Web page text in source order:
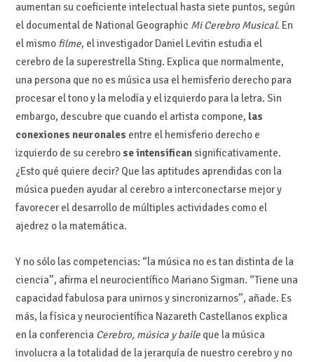
aumentan su coeficiente intelectual hasta siete puntos, según
el documental de National Geographic Mi Cerebro Musical. En
el mismo filme, el investigador Daniel Levitin estudia el
cerebro de la superestrella Sting. Explica que normalmente,
una persona que no es música usa el hemisferio derecho para
procesar el tono y la melodía y el izquierdo para la letra. Sin
embargo, descubre que cuando el artista compone, las
conexiones neuronales entre el hemisferio derecho e
izquierdo de su cerebro se intensifican significativamente.
¿Esto qué quiere decir? Que las aptitudes aprendidas con la
música pueden ayudar al cerebro a interconectarse mejor y
favorecer el desarrollo de múltiples actividades como el
ajedrez o la matemática.
Y no sólo las competencias: “la música no es tan distinta de la
ciencia”, afirma el neurocientífico Mariano Sigman. “Tiene una
capacidad fabulosa para unirnos y sincronizarnos”, añade. Es
más, la física y neurocientífica Nazareth Castellanos explica
en la conferencia Cerebro, música y baileque la música
involucra a la totalidad de la jerarquía de nuestro cerebro y no